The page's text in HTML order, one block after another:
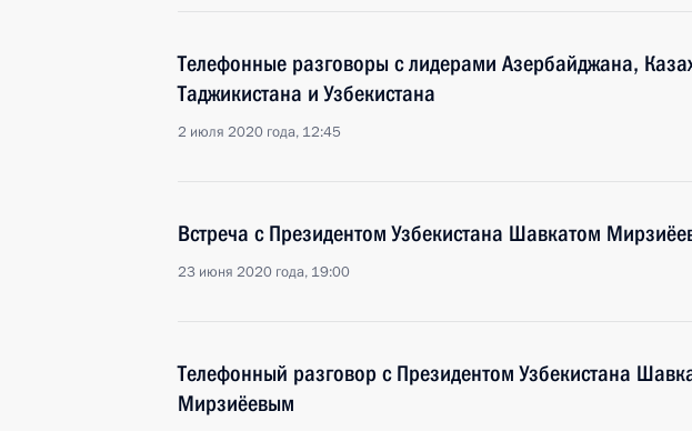
Телефонные разговоры с лидерами Азербайджана,
Таджикистана и Узбекистана
2 июля 2020 года, 12:45
Встреча с Президентом Узбекистана Шавкатом
23 июня 2020 года, 19:00
Телефонный разговор с Президентом Узбекистана
Мирзиёевым